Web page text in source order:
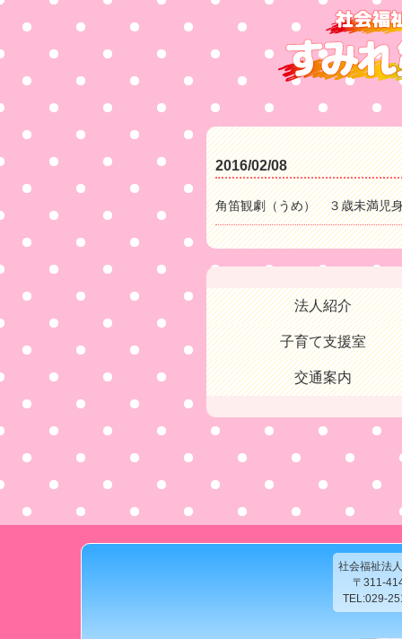
2016/02/08
角笛観劇（うめ） ３歳未満児
法人紹介
子育て支援室
交通案内
社会福祉法
〒311-
TEL:029-